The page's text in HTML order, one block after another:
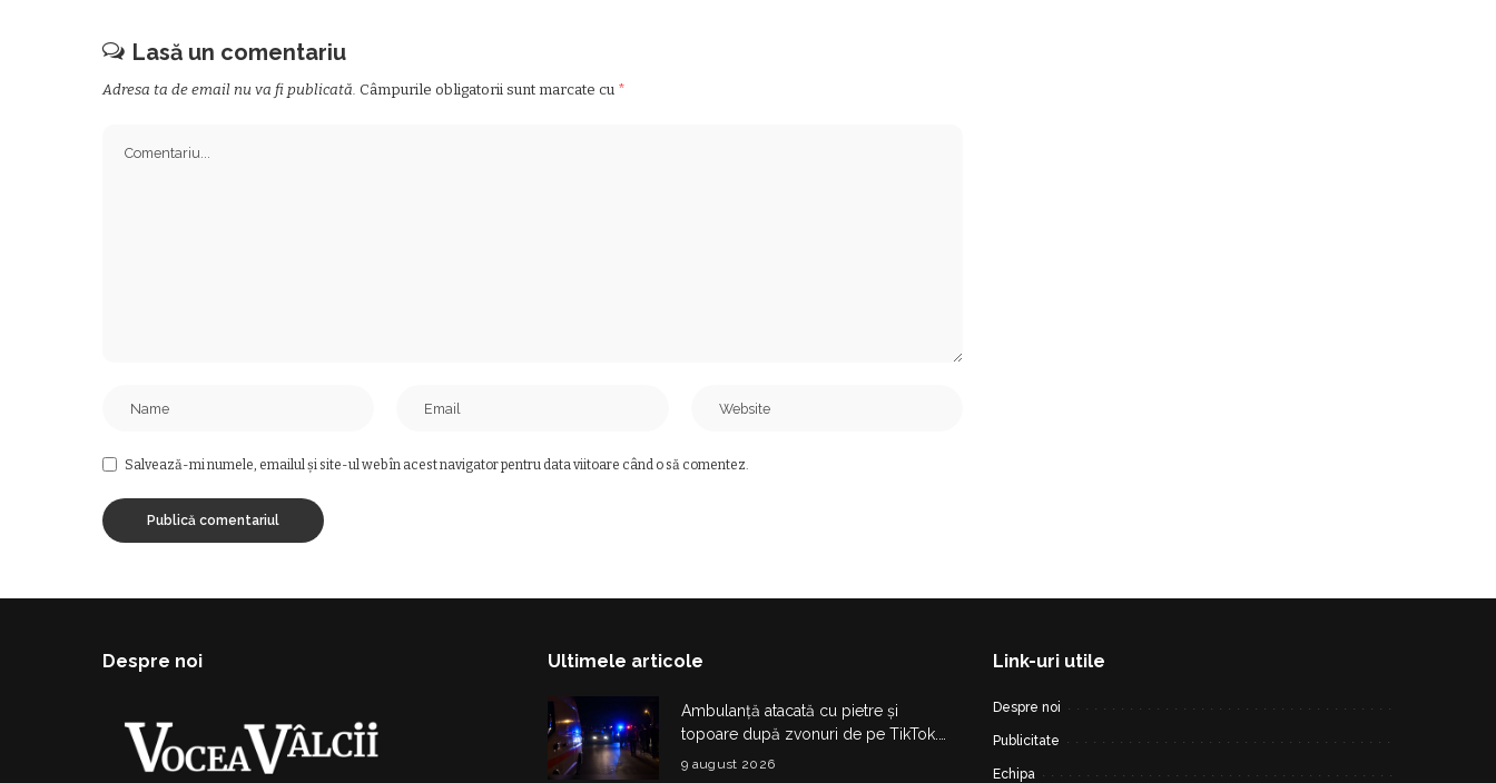
Lasă un comentariu
Adresa ta de email nu va fi publicată. Câmpurile obligatorii sunt marcate cu *
Salvează-mi numele, emailul și site-ul web în acest navigator pentru data viitoare când o să comentez.
Despre noi Ultimele articole
Ambulanță atacată cu pietre și
topoare după zvonuri de pe TikTok.
Trei tineri au fost reținuți
9 august 2026
Link-uri utile
Despre noi
Publicitate
Echipa